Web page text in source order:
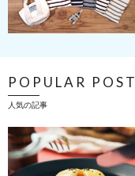
POPULAR POST
人気の記事